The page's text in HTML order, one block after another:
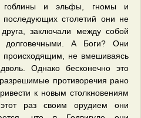
гоблины и эльфы, гномы и
столетий они не
заключали между собой
А Боги? Они
происходящим, не вмешиваясь
Однако бесконечно это
противоречия рано
к новым столкновениям
раз своим орудием они